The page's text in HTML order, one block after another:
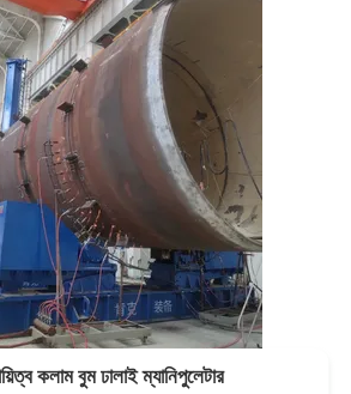
কলাম বুম ঢালাই ম্যানিপুলেটার